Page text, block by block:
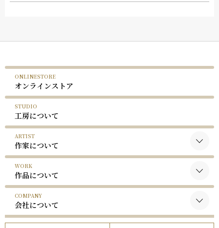
ONLINESTORE
オンラインストア
STUDIO
工房について
ARTIST
作家について
黒木国昭について
谷口榮について
略歴
受賞歴
WORK
作品について
黒木国昭の作品
谷口榮の作品
COMPANY
会社について